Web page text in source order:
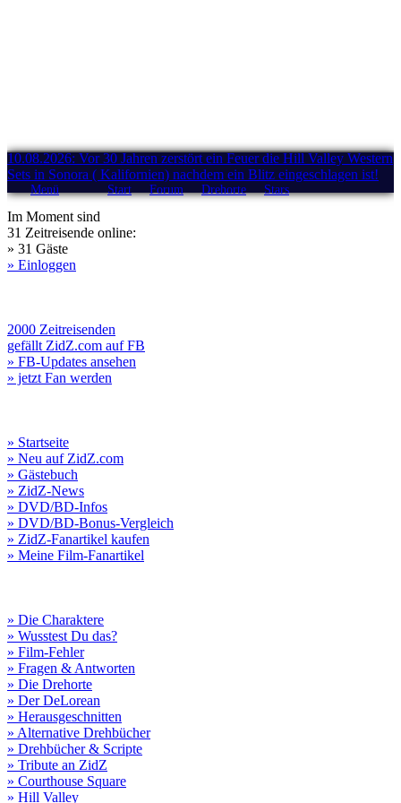
10.08.2026: Vor 30 Jahren zerstört ein Feuer die Hill Valley Western
Sets in Sonora ( Kalifornien) nachdem ein Blitz eingeschlagen ist!
Menü Start Forum Drehorte Stars
Im Moment sind
31 Zeitreisende online:
» 31 Gäste
» Einloggen
2000 Zeitreisenden
gefällt ZidZ.com auf FB
» FB-Updates ansehen
» jetzt Fan werden
» Startseite
» Neu auf ZidZ.com
» Gästebuch
» ZidZ-News
» DVD/BD-Infos
» DVD/BD-Bonus-Vergleich
» ZidZ-Fanartikel kaufen
» Meine Film-Fanartikel
» Die Charaktere
» Wusstest Du das?
» Film-Fehler
» Fragen & Antworten
» Die Drehorte
» Der DeLorean
» Herausgeschnitten
» Alternative Drehbücher
» Drehbücher & Scripte
» Tribute an ZidZ
» Courthouse Square
» Hill Valley